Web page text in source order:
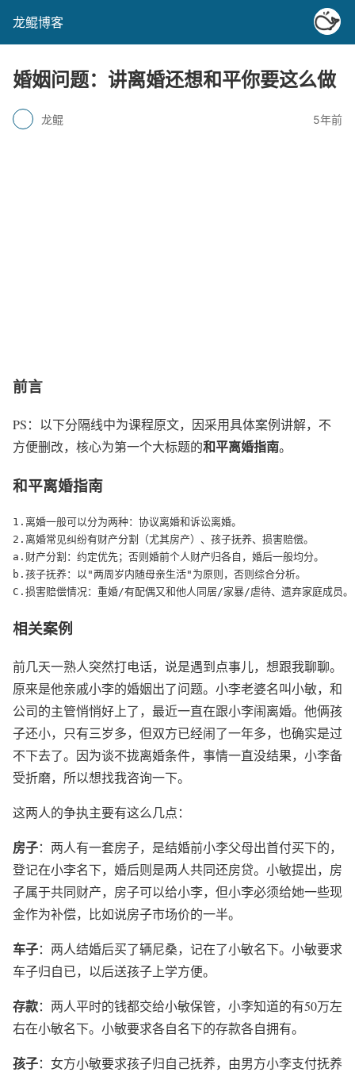
龙鲲博客
婚姻问题：讲离婚还想和平你要这么做
龙鲲 5年前
前言
PS：以下分隔线中为课程原文，因采用具体案例讲解，不
方便删改，核心为第一个大标题的和平离婚指南。
和平离婚指南
1.离婚一般可以分为两种：协议离婚和诉讼离婚。
2.离婚常见纠纷有财产分割（尤其房产）、孩子抚养、损害赔偿。
a.财产分割：约定优先；否则婚前个人财产归各自，婚后一般均分。
b.孩子抚养：以"两周岁内随母亲生活"为原则，否则综合分析。
C.损害赔偿情况：重婚/有配偶又和他人同居/家暴/虐待、遗弃家庭成员。
相关案例
前几天一熟人突然打电话，说是遇到点事儿，想跟我聊聊。
原来是他亲戚小李的婚姻出了问题。小李老婆名叫小敏，和
公司的主管悄悄好上了，最近一直在跟小李闹离婚。他俩孩
子还小，只有三岁多，但双方已经闹了一年多，也确实是过
不下去了。因为谈不拢离婚条件，事情一直没结果，小李备
受折磨，所以想找我咨询一下。
这两人的争执主要有这么几点：
房子：两人有一套房子，是结婚前小李父母出首付买下的，
登记在小李名下，婚后则是两人共同还房贷。小敏提出，房
子属于共同财产，房子可以给小李，但小李必须给她一些现
金作为补偿，比如说房子市场价的一半。
车子：两人结婚后买了辆尼桑，记在了小敏名下。小敏要求
车子归自已，以后送孩子上学方便。
存款：两人平时的钱都交给小敏保管，小李知道的有50万左
右在小敏名下。小敏要求各自名下的存款各自拥有。
孩子：女方小敏要求孩子归自己抚养，由男方小李支付抚养